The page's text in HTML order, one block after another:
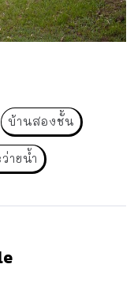
บ้านสองชั้น
ายน้ำ